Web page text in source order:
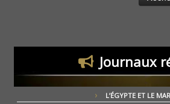
Journaux
L’ÉGYPTE ET LE